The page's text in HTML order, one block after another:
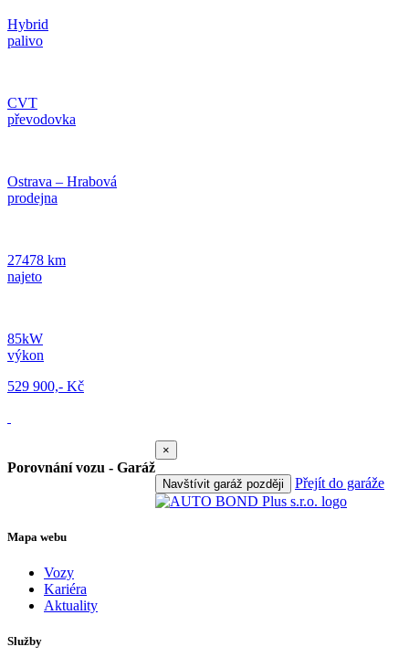
Hybrid
palivo
CVT
převodovka
Ostrava – Hrabová
prodejna
27478 km
najeto
85kW
výkon
529 900,- Kč
Porovnání vozu - Garáž
×
Navštívit garáž později Přejít do garáže
Mapa webu
Vozy
Kariéra
Aktuality
Služby